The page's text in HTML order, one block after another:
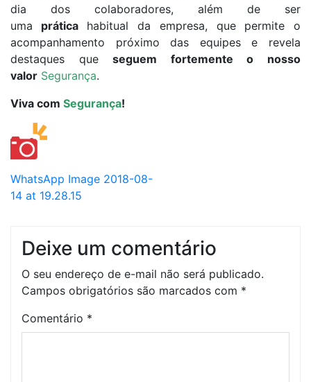
dia dos colaboradores, além de ser
uma práticahabitual da empresa, que permite o
acompanhamento próximo das equipes e revela
destaques queseguem fortemente o nosso
valor Segurança.
Viva com Segurança!
WhatsApp Image 2018-08-
14 at 19.28.15
Deixe um comentário
O seu endereço de e-mail não será publicado.
Campos obrigatórios são marcados com *
Comentário *